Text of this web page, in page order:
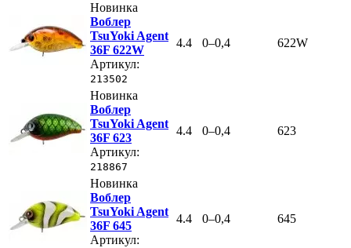
Новинка
Воблер
TsuYoki Agent
36F 622W
Артикул:
213502
4.4 0–0,4 622W
Новинка
Воблер
TsuYoki Agent
36F 623
Артикул:
218867
4.4 0–0,4 623
Новинка
Воблер
TsuYoki Agent
36F 645
Артикул:
4.4 0–0,4 645